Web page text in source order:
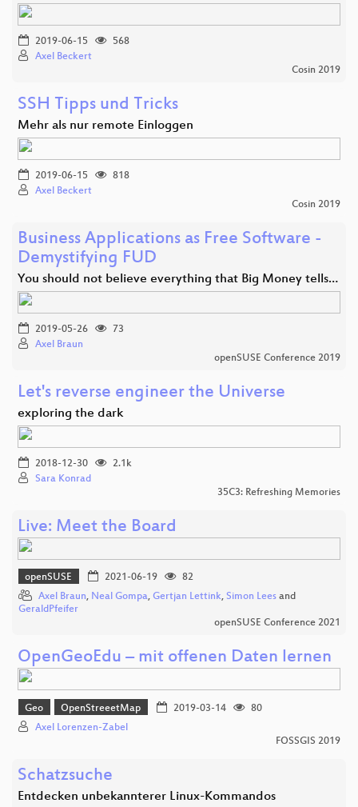
2019-06-15
568
Axel Beckert
Cosin 2019
SSH Tipps und Tricks
Mehr als nur remote Einloggen
2019-06-15
818
Axel Beckert
Cosin 2019
Business Applications as Free Software -
Demystifying FUD
You should not believe everything that Big Money tells…
2019-05-26
73
Axel Braun
openSUSE Conference 2019
Let's reverse engineer the Universe
exploring the dark
2018-12-30
2.1k
Sara Konrad
35C3: Refreshing Memories
Live: Meet the Board
openSUSE 2021-06-19
82
Axel Braun, Neal Gompa, Gertjan Lettink, Simon Lees and
GeraldPfeifer
openSUSE Conference 2021
OpenGeoEdu – mit offenen Daten lernen
Geo OpenStreeetMap 2019-03-14
80
Axel Lorenzen-Zabel
FOSSGIS 2019
Schatzsuche
Entdecken unbekannterer Linux-Kommandos